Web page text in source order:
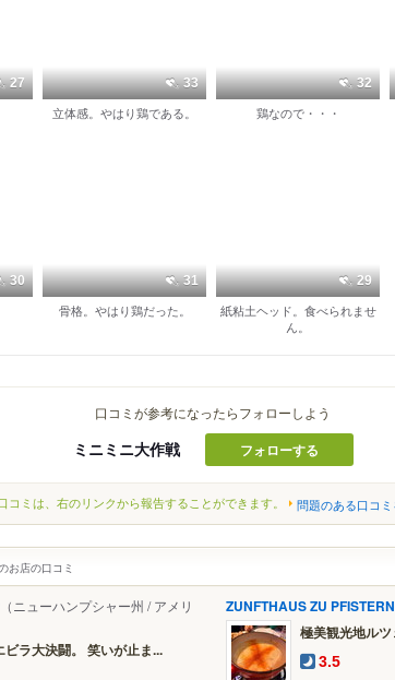
27 33
立体感。やはり鶏である。
32
鶏なので・・・
30 31
骨格。やはり鶏だった。
29
紙粘土ヘッド。食べられませ
ん。
口コミが参考になったらフォローしよう
ミニミニ大作戦 フォローする
ミは、右のリンクから報告することができます。 問題のある口コ
お店の口コミ
（ニューハンプシャー州 / アメリ
ビラ大決闘。 笑いが止ま...
ZUNFTHAUS ZU PFISTERN
極美観光地ル
3.5